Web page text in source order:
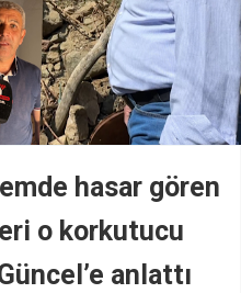
hasar gören
o korkutucu
anlattı